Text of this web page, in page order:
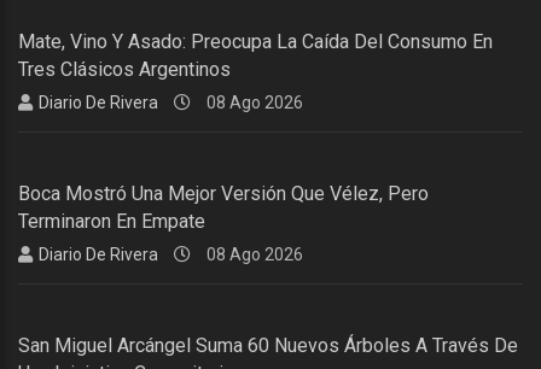
Mate, Vino Y Asado: Preocupa La Caída Del Consumo En
Tres Clásicos Argentinos
Diario De Rivera 08 Ago 2026
Boca Mostró Una Mejor Versión Que Vélez, Pero
Terminaron En Empate
Diario De Rivera 08 Ago 2026
San Miguel Arcángel Suma 60 Nuevos Árboles A Través De